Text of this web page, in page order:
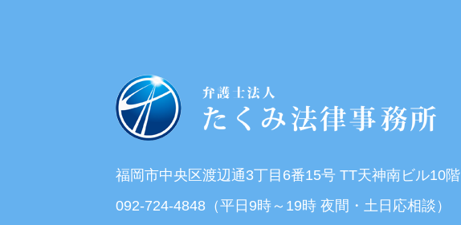
福岡市中央区渡辺通3丁目6番15号 TT天神南ビル10階
092-724-4848（平日9時～19時 夜間・土日応相談）